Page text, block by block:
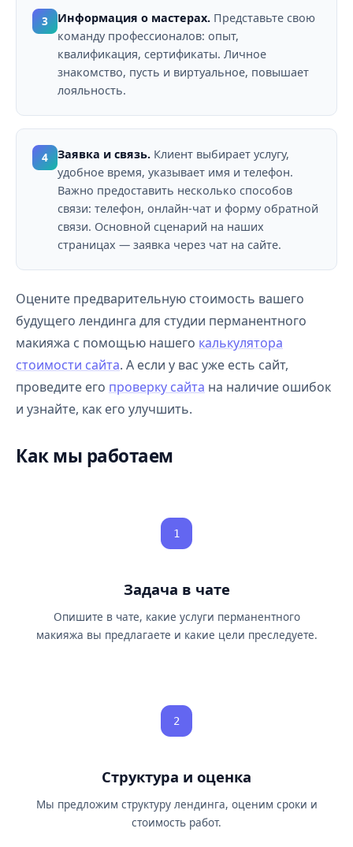
3 Информация о мастерах. Представьте свою
команду профессионалов: опыт,
квалификация, сертификаты. Личное
знакомство, пусть и виртуальное, повышает
лояльность.
4 Заявка и связь. Клиент выбирает услугу,
удобное время, указывает имя и телефон.
Важно предоставить несколько способов
связи: телефон, онлайн-чат и форму обратной
связи. Основной сценарий на наших
страницах — заявка через чат на сайте.
Оцените предварительную стоимость вашего
будущего лендинга для студии перманентного
макияжа с помощью нашего калькулятора
стоимости сайта. А если у вас уже есть сайт,
проведите его проверку сайта на наличие ошибок
и узнайте, как его улучшить.
Как мы работаем
1
Задача в чате
Опишите в чате, какие услуги перманентного
макияжа вы предлагаете и какие цели преследуете.
2
Структура и оценка
Мы предложим структуру лендинга, оценим сроки и
стоимость работ.